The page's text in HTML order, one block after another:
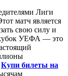
Лиги
матч является
свою силу и
УЕФА — это
Купи билеты на